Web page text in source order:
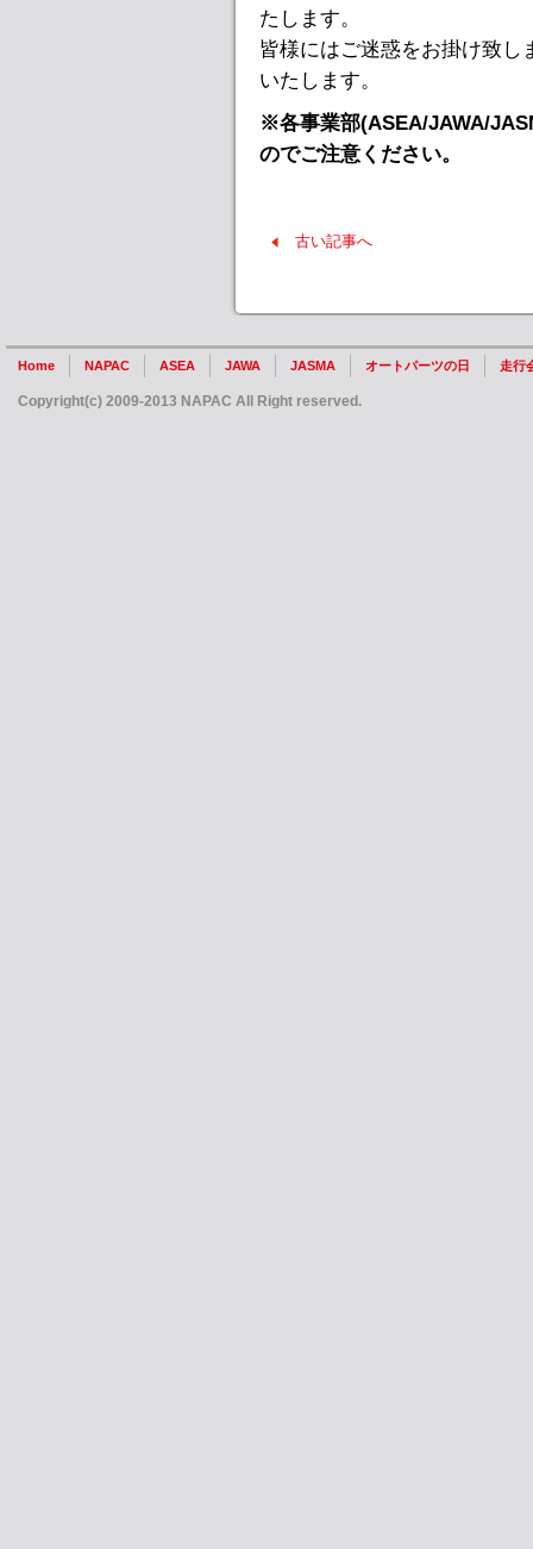
たします。
皆様にはご迷惑をお掛け致し
いたします。
※各事業部(ASEA/JAWA/
のでご注意ください。
古い記事へ
Home NAPAC ASEA JAWA JASMA オートパーツの日 走行
Copyright(c) 2009-2013 NAPAC All Right reserved.